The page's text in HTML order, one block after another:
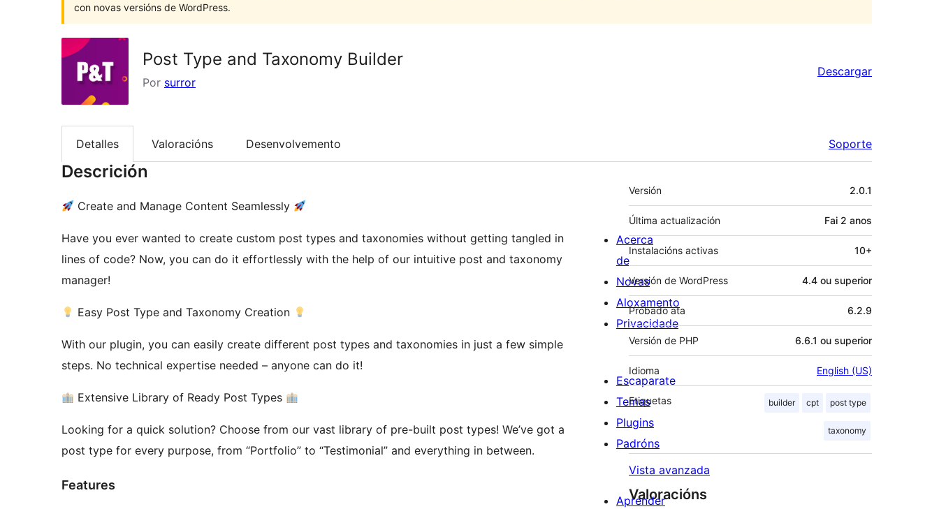
con novas versións de WordPress.
Post Type and Taxonomy Builder
Por surror
Descargar
Detalles Valoracións Desenvolvemento Soporte
Descrición
Create and Manage Content Seamlessly
Have you ever wanted to create custom post types and taxonomies without getting tangled in
lines of code? Now, you can do it effortlessly with the help of our intuitive post and taxonomy
manager!
Easy Post Type and Taxonomy Creation
With our plugin, you can easily create different post types and taxonomies in just a few simple
steps. No technical expertise needed – anyone can do it!
Extensive Library of Ready Post Types
Looking for a quick solution? Choose from our vast library of pre-built post types! We’ve got a
post type for every purpose, from “Portfolio” to “Testimonial” and everything in between.
Features
Meta
Versión 2.0.1
Última actualización Fai 2 anos
Instalacións activas 10+
Versión de WordPress 4.4 ou superior
Probado ata 6.2.9
Versión de PHP 6.6.1 ou superior
Idioma English (US)
Etiquetas builder cpt post type
taxonomy
Vista avanzada
Valoracións
Acerca
de
Novas
Aloxamento
Privacidade
Escaparate
Temas
Plugins
Padróns
Aprender